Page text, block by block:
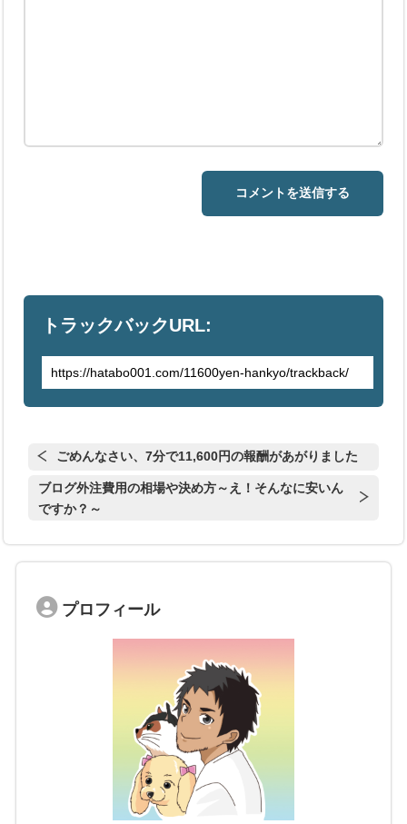
トラックバックURL:
ごめんなさい、7分で11,600円の報酬があがりました
ブログ外注費用の相場や決め方～え！そんなに安いん
ですか？～
プロフィール